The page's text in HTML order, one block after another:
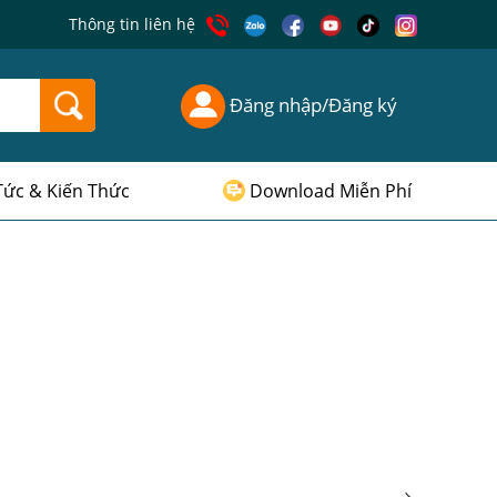
Thông tin liên hệ
Đăng nhập/Đăng ký
& Kiến Thức Download Miễn Phí